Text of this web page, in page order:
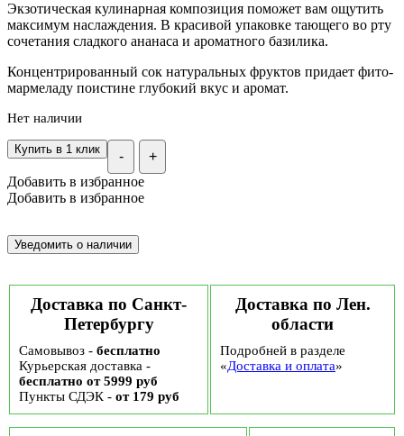
Экзотическая кулинарная композиция поможет вам ощутить
максимум наслаждения. В красивой упаковке тающего во рту
сочетания сладкого ананаса и ароматного базилика.
Концентрированный сок натуральных фруктов придает фито-
мармеладу поистине глубокий вкус и аромат.
Нет наличии
- +
Купить в 1 клик
Добавить в избранное
Добавить в избранное
Доставка по Санкт-
Петербургу
Самовывоз - бесплатно
Курьерская доставка -
бесплатно от 5999 руб
Пункты СДЭК - от 179 руб
Доставка по Лен.
области
Подробней в разделе
«Доставка и оплата»